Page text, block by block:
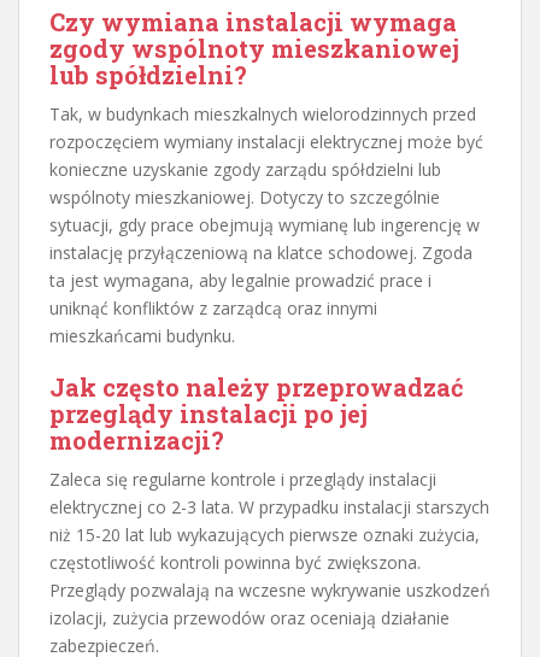
Czy wymiana instalacji wymaga
zgody wspólnoty mieszkaniowej
lub spółdzielni?
Tak, w budynkach mieszkalnych wielorodzinnych przed
rozpoczęciem wymiany instalacji elektrycznej może być
konieczne uzyskanie zgody zarządu spółdzielni lub
wspólnoty mieszkaniowej. Dotyczy to szczególnie
sytuacji, gdy prace obejmują wymianę lub ingerencję w
instalację przyłączeniową na klatce schodowej. Zgoda
ta jest wymagana, aby legalnie prowadzić prace i
uniknąć konfliktów z zarządcą oraz innymi
mieszkańcami budynku.
Jak często należy przeprowadzać
przeglądy instalacji po jej
modernizacji?
Zaleca się regularne kontrole i przeglądy instalacji
elektrycznej co 2-3 lata. W przypadku instalacji starszych
niż 15-20 lat lub wykazujących pierwsze oznaki zużycia,
częstotliwość kontroli powinna być zwiększona.
Przeglądy pozwalają na wczesne wykrywanie uszkodzeń
izolacji, zużycia przewodów oraz oceniają działanie
zabezpieczeń.